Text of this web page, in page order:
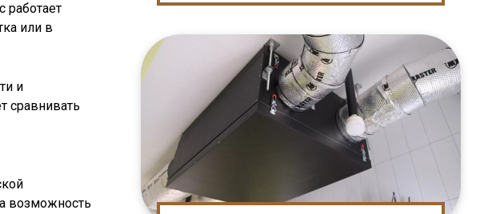
работает
или в
и
сравнивать
возможность